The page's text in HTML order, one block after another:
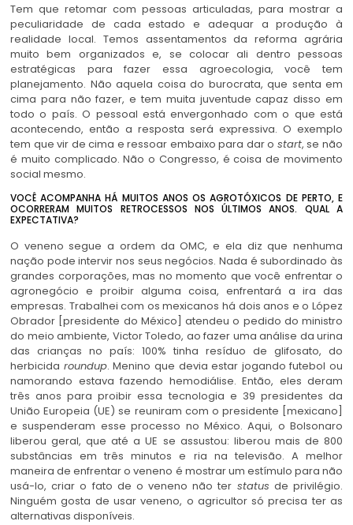
Tem que retomar com pessoas articuladas, para mostrar a
peculiaridade de cada estado e adequar a produção à
realidade local. Temos assentamentos da reforma agrária
muito bem organizados e, se colocar ali dentro pessoas
estratégicas para fazer essa agroecologia, você tem
planejamento. Não aquela coisa do burocrata, que senta em
cima para não fazer, e tem muita juventude capaz disso em
todo o país. O pessoal está envergonhado com o que está
acontecendo, então a resposta será expressiva. O exemplo
tem que vir de cima e ressoar embaixo para dar o start, se não
é muito complicado. Não o Congresso, é coisa de movimento
social mesmo.
VOCÊ ACOMPANHA HÁ MUITOS ANOS OS AGROTÓXICOS DE PERTO, E
OCORRERAM MUITOS RETROCESSOS NOS ÚLTIMOS ANOS. QUAL A
EXPECTATIVA?
O veneno segue a ordem da OMC, e ela diz que nenhuma
nação pode intervir nos seus negócios. Nada é subordinado às
grandes corporações, mas no momento que você enfrentar o
agronegócio e proibir alguma coisa, enfrentará a ira das
empresas. Trabalhei com os mexicanos há dois anos e o López
Obrador [presidente do México] atendeu o pedido do ministro
do meio ambiente, Victor Toledo, ao fazer uma análise da urina
das crianças no país: 100% tinha resíduo de glifosato, do
herbicida roundup. Menino que devia estar jogando futebol ou
namorando estava fazendo hemodiálise. Então, eles deram
três anos para proibir essa tecnologia e 39 presidentes da
União Europeia (UE) se reuniram com o presidente [mexicano]
e suspenderam esse processo no México. Aqui, o Bolsonaro
liberou geral, que até a UE se assustou: liberou mais de 800
substâncias em três minutos e ria na televisão. A melhor
maneira de enfrentar o veneno é mostrar um estímulo para não
usá-lo, criar o fato de o veneno não ter status de privilégio.
Ninguém gosta de usar veneno, o agricultor só precisa ter as
alternativas disponíveis.